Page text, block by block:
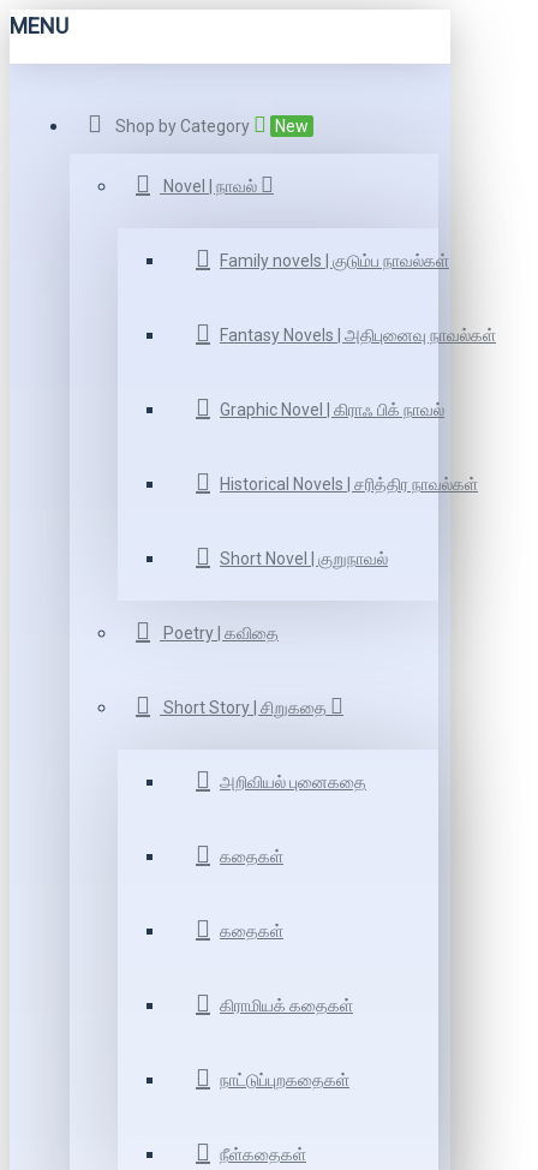
MENU
Shop by Category New
Novel | நாவல்
Family novels | குடும்ப நாவல்கள்
Fantasy Novels | அதிபுனைவு நாவல்கள்
Graphic Novel | கிராஃ பிக் நாவல்
Historical Novels | சரித்திர நாவல்கள்
Short Novel | குறுநாவல்
Poetry | கவிதை
Short Story | சிறுகதை
அறிவியல் புனைகதை
கதைகள்
கதைகள்
கிராமியக் கதைகள்
நாட்டுப்புறகதைகள்
நீள்கதைகள்